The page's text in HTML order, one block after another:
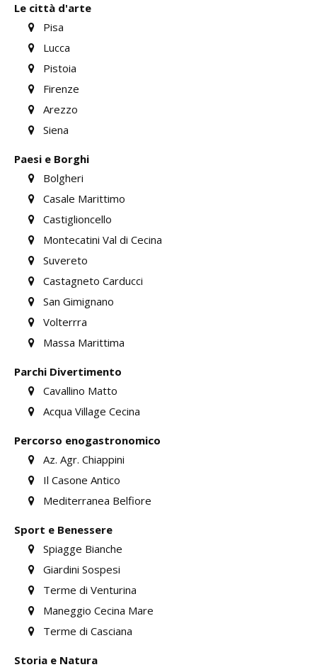
Le città d'arte
Pisa
Lucca
Pistoia
Firenze
Arezzo
Siena
Paesi e Borghi
Bolgheri
Casale Marittimo
Castiglioncello
Montecatini Val di Cecina
Suvereto
Castagneto Carducci
San Gimignano
Volterrra
Massa Marittima
Parchi Divertimento
Cavallino Matto
Acqua Village Cecina
Percorso enogastronomico
Az. Agr. Chiappini
Il Casone Antico
Mediterranea Belfiore
Sport e Benessere
Spiagge Bianche
Giardini Sospesi
Terme di Venturina
Maneggio Cecina Mare
Terme di Casciana
Storia e Natura